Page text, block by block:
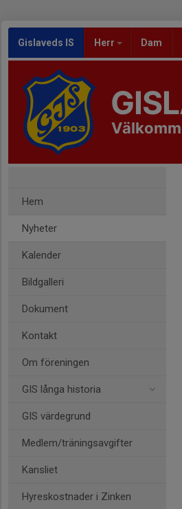
Gislaveds IS Herr Dam
Hem
Nyheter
Kalender
Bildgalleri
Dokument
Kontakt
Om föreningen
GIS långa historia
GIS värdegrund
Medlem/träningsavgifter
Kansliet
Hyreskostnader i Zinken